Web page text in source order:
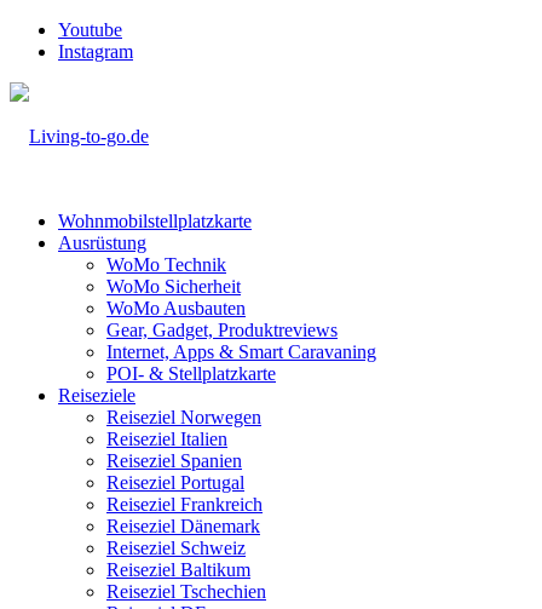
Youtube
Instagram
Wohnmobilstellplatzkarte
Ausrüstung
WoMo Technik
WoMo Sicherheit
WoMo Ausbauten
Gear, Gadget, Produktreviews
Internet, Apps & Smart Caravaning
POI- & Stellplatzkarte
Reiseziele
Reiseziel Norwegen
Reiseziel Italien
Reiseziel Spanien
Reiseziel Portugal
Reiseziel Frankreich
Reiseziel Dänemark
Reiseziel Schweiz
Reiseziel Baltikum
Reiseziel Tschechien